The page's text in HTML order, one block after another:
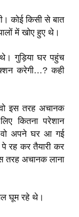
कोई किसी से बात
में खोए हुए थे।
गुड़िया घर पहुंच
करेगी…? कही
इस तरह अचानक
कितना परेशान
अपने घर आ गई
रह कर तैयारी कर
तरह अचानक लाना
घूम रहे थे।